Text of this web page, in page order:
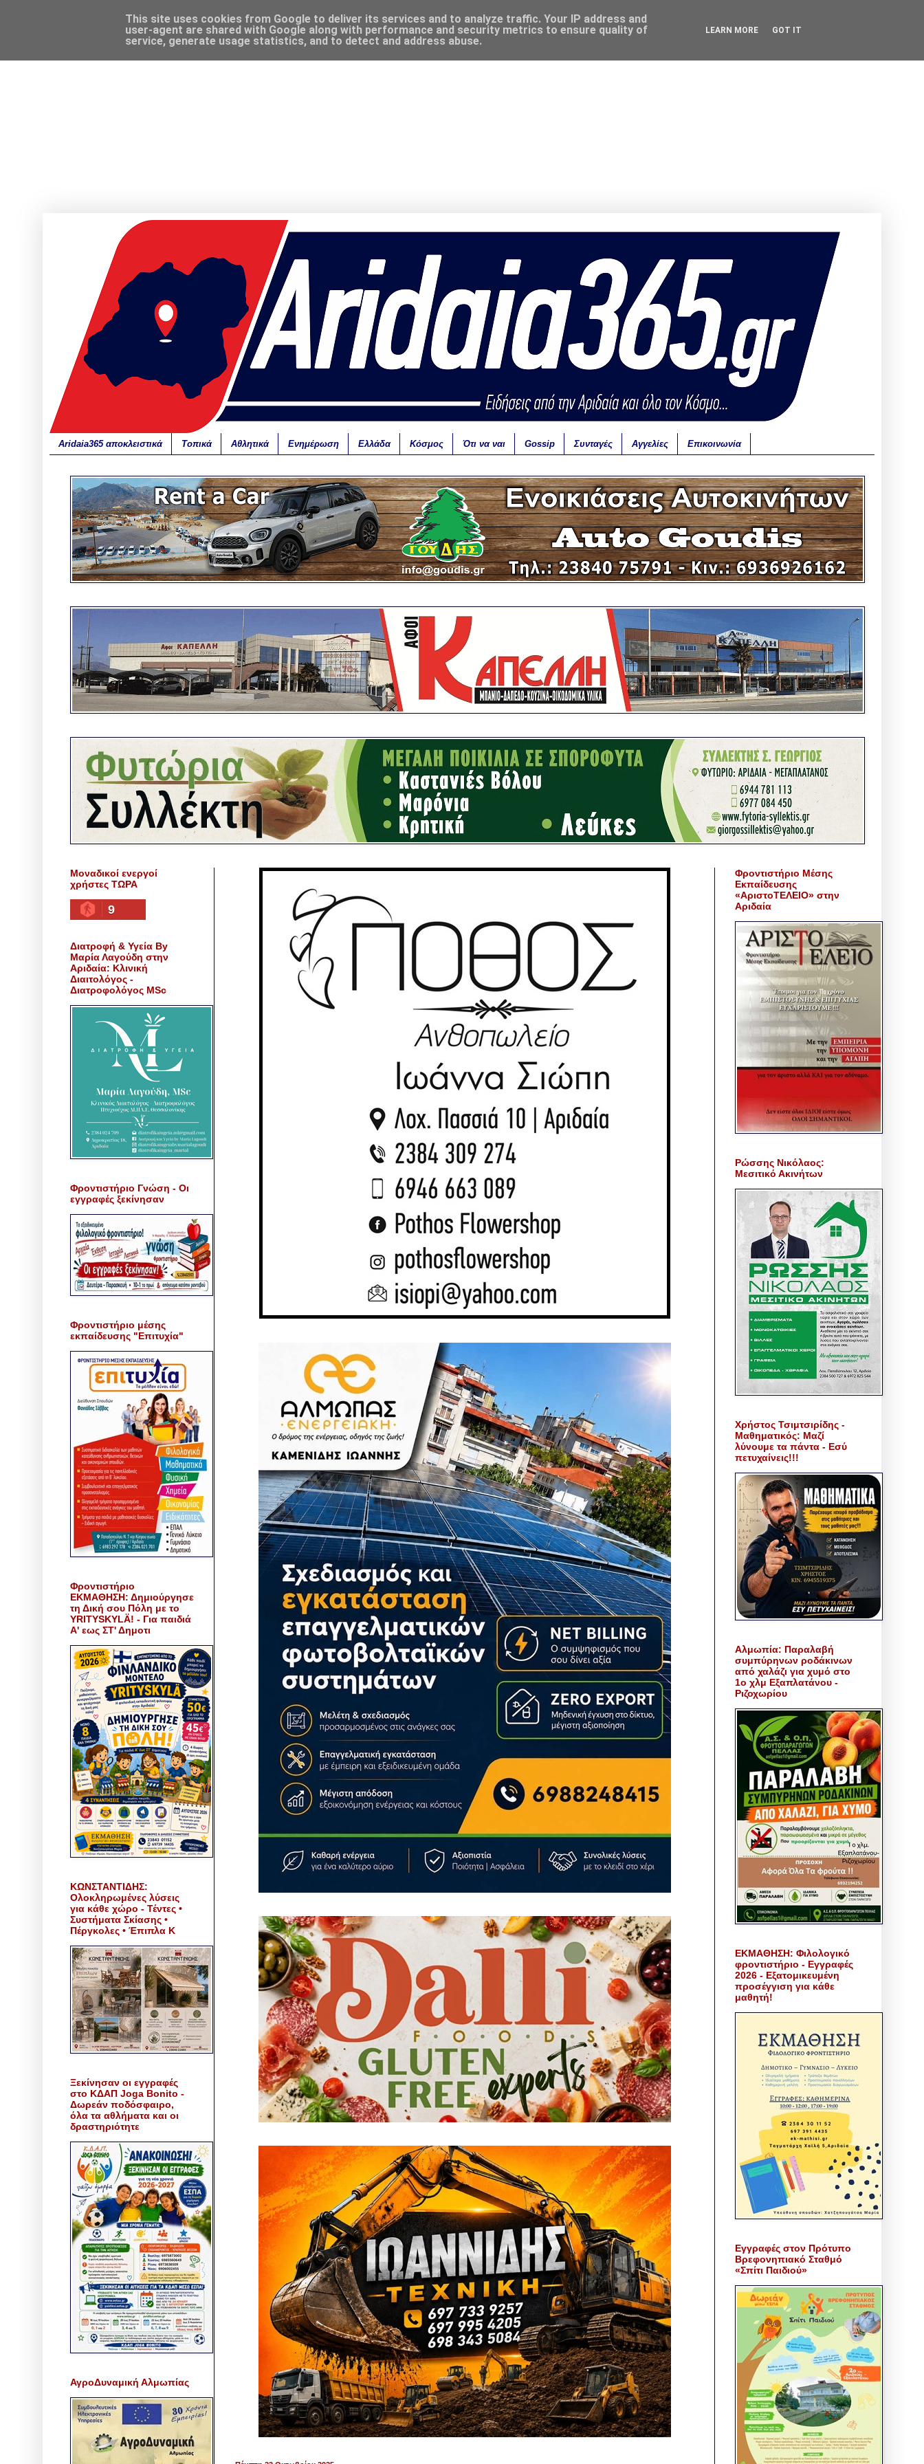
Aridaia365 αποκλειστικά Τοπικά Αθλητικά Ενημέρωση Ελλάδα Κόσμος Ότι να ναι Gossip Συνταγές Αγγελίες Επικοινωνία
Μοναδικοί ενεργοί
χρήστες ΤΩΡΑ
9
Διατροφή & Υγεία By
Μαρία Λαγούδη στην
Αριδαία: Κλινική
Διαιτολόγος -
Διατροφολόγος MSc
Φροντιστήριο Γνώση - Οι
εγγραφές ξεκίνησαν
Φροντιστήριο μέσης
εκπαίδευσης "Επιτυχία"
Φροντιστήριο
ΕΚΜΑΘΗΣΗ: Δημιούργησε
τη Δική σου Πόλη με το
YRITYSKYLÄ! - Για παιδιά
Α' εως ΣΤ' Δημοτι
ΚΩΝΣΤΑΝΤΙΔΗΣ:
Ολοκληρωμένες λύσεις
για κάθε χώρο - Τέντες •
Συστήματα Σκίασης •
Πέργκολες • Έπιπλα Κ
Ξεκίνησαν οι εγγραφές
στο ΚΔΑΠ Joga Bonito -
Δωρεάν ποδόσφαιρο,
όλα τα αθλήματα και οι
δραστηριότητε
ΑγροΔυναμική Αλμωπίας
Φροντιστήριο Μέσης
Εκπαίδευσης
«ΑριστοΤΕΛΕΙΟ» στην
Αριδαία
Ρώσσης Νικόλαος:
Μεσιτικό Ακινήτων
Χρήστος Τσιμτσιρίδης -
Μαθηματικός: Μαζί
λύνουμε τα πάντα - Εσύ
πετυχαίνεις!!!
Αλμωπία: Παραλαβή
συμπύρηνων ροδάκινων
από χαλάζι για χυμό στο
1ο χλμ Εξαπλατάνου -
Ριζοχωρίου
ΕΚΜΑΘΗΣΗ: Φιλολογικό
φροντιστήριο - Εγγραφές
2026 - Εξατομικευμένη
προσέγγιση για κάθε
μαθητή!
Εγγραφές στον Πρότυπο
Βρεφονηπιακό Σταθμό
«Σπίτι Παιδιού»
This site uses cookies from Google to deliver its services and to analyze traffic. Your IP address and
user-agent are shared with Google along with performance and security metrics to ensure quality of
service, generate usage statistics, and to detect and address abuse.
LEARN MORE GOT IT